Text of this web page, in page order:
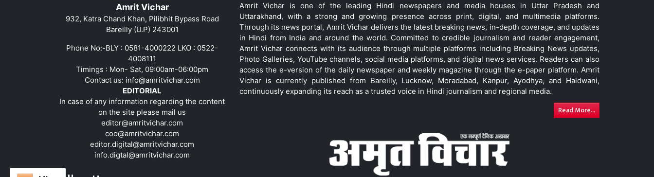
Amrit Vichar
932, Katra Chand Khan, Pilibhit Bypass Road
Bareilly (U.P) 243001
Phone No:-BLY : 0581-4000222 LKO : 0522-
4008111
Timings : Mon- Sat, 09:00am-06:00pm
Contact us: info@amritvichar.com
EDITORIAL
In case of any information regarding the content
on the site please mail us
editor@amritvichar.com
coo@amritvichar.com
editor.digital@amritvichar.com
info.digtal@amritvichar.com
Amrit Vichar is one of the leading Hindi newspapers and media houses in Uttar Pradesh and
Uttarakhand, with a strong and growing presence across print, digital, and multimedia platforms.
Through its news portal, Amrit Vichar delivers the latest breaking news, in-depth coverage, and updates
in Hindi from India and around the world. Committed to credible journalism and reader engagement,
Amrit Vichar connects with its audience through multiple platforms including Breaking News updates,
Photo Galleries, YouTube channels, social media platforms, and digital news services. Readers can also
access the e-version of the daily newspaper and weekly magazine through the e-paper platform. Amrit
Vichar is currently published from Bareilly, Lucknow, Moradabad, Kanpur, Ayodhya, and Haldwani,
continuously expanding its reach as a trusted voice in Hindi journalism and regional media.
Read More...